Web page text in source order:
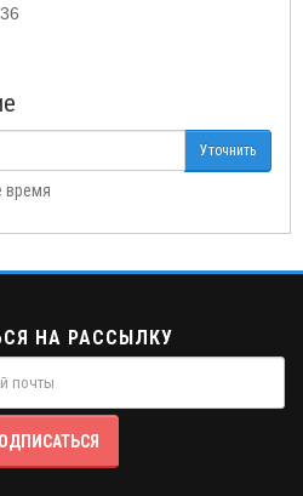
Уточнить
время
НА РАССЫЛКУ